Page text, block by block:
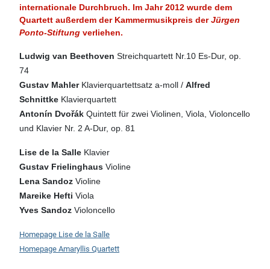
internationale Durchbruch. Im Jahr 2012 wurde dem
Quartett außerdem der Kammermusikpreis derJürgen
Ponto-Stiftung verliehen.
Ludwig van Beethoven Streichquartett Nr.10 Es-Dur, op.
74
Gustav Mahler Klavierquartettsatz a-moll / Alfred
Schnittke Klavierquartett
Antonín Dvořák Quintett für zwei Violinen, Viola, Violoncello
und Klavier Nr. 2 A-Dur, op. 81
Lise de la Salle Klavier
Gustav Frielinghaus Violine
Lena Sandoz Violine
Mareike Hefti Viola
Yves Sandoz Violoncello
Homepage Lise de la Salle
Homepage Amaryllis Quartett